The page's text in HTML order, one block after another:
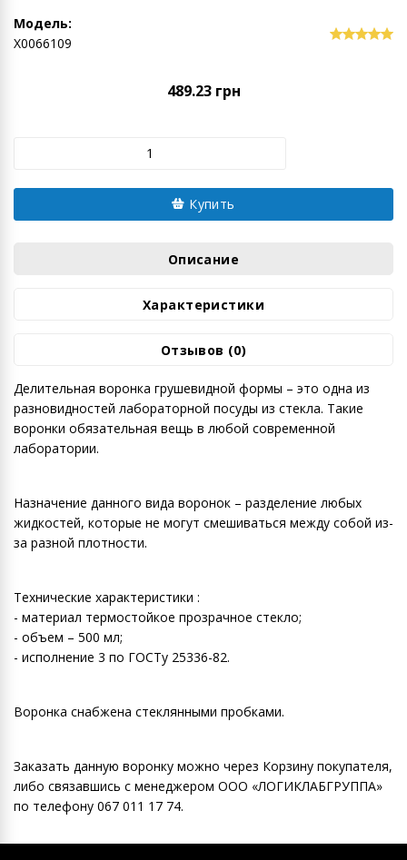
Модель:
Х0066109
489.23 грн
Купить
Описание
Характеристики
Отзывов (0)
Делительная воронка грушевидной формы – это одна из
разновидностей лабораторной посуды из стекла. Такие
воронки обязательная вещь в любой современной
лаборатории.
Назначение данного вида воронок – разделение любых
жидкостей, которые не могут смешиваться между собой из-
за разной плотности.
Технические характеристики :
- материал термостойкое прозрачное стекло;
- объем – 500 мл;
- исполнение 3 по ГОСТу 25336-82.
Воронка снабжена стеклянными пробками.
Заказать данную воронку можно через Корзину покупателя,
либо связавшись с менеджером ООО «ЛОГИКЛАБГРУППА»
по телефону 067 011 17 74.